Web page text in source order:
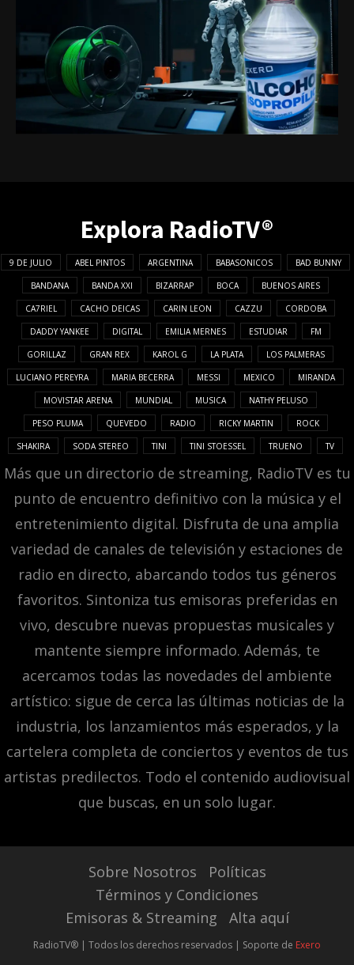
Explora RadioTV®
9 DE JULIO ABEL PINTOS ARGENTINA BABASONICOS BAD BUNNY
BANDANA BANDA XXI BIZARRAP BOCA BUENOS AIRES
CA7RIEL CACHO DEICAS CARIN LEON CAZZU CORDOBA
DADDY YANKEE DIGITAL EMILIA MERNES ESTUDIAR FM
GORILLAZ GRAN REX KAROL G LA PLATA LOS PALMERAS
LUCIANO PEREYRA MARIA BECERRA MESSI MEXICO MIRANDA
MOVISTAR ARENA MUNDIAL MUSICA NATHY PELUSO
PESO PLUMA QUEVEDO RADIO RICKY MARTIN ROCK
SHAKIRA SODA STEREO TINI TINI STOESSEL TRUENO TV
Más que un directorio de streaming, RadioTV es tu
punto de encuentro definitivo con la música y el
entretenimiento digital. Disfruta de una amplia
variedad de canales de televisión y estaciones de
radio en directo, abarcando todos tus géneros
favoritos. Sintoniza tus emisoras preferidas en
vivo, descubre nuevas propuestas musicales y
mantente siempre informado. Además, te
acercamos todas las novedades del ambiente
artístico: sigue de cerca las últimas noticias de la
industria, los lanzamientos más esperados, y la
cartelera completa de conciertos y eventos de tus
artistas predilectos. Todo el contenido audiovisual
que buscas, en un solo lugar.
Sobre Nosotros
Políticas
Términos y Condiciones
Emisoras & Streaming
Alta aquí
RadioTV® | Todos los derechos reservados | Soporte de Exero